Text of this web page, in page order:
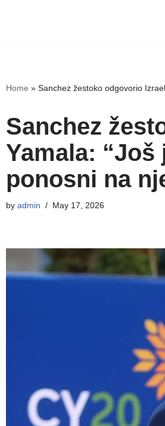
Home » Sanchez žestoko odgovorio
Sanchez
Yamala:
ponosni na
by admin May 17, 2026